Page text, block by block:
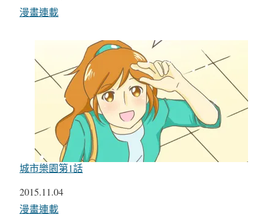
關於
漫畫連載
城市樂園第1話
日期
2015.11.04
關於
漫畫連載